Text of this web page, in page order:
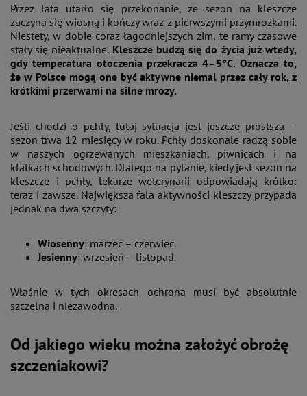
Przez lata utarło się przekonanie, że sezon na kleszcze
zaczyna się wiosną i kończy wraz z pierwszymi przymrozkami.
Niestety, w dobie coraz łagodniejszych zim, te ramy czasowe
stały się nieaktualne. Kleszcze budzą się do życia już wtedy,
gdy temperatura otoczenia przekracza 4–5°C. Oznacza to,
że w Polsce mogą one być aktywne niemal przez cały rok, z
krótkimi przerwami na silne mrozy.
Jeśli chodzi o pchły, tutaj sytuacja jest jeszcze prostsza –
sezon trwa 12 miesięcy w roku. Pchły doskonale radzą sobie
w naszych ogrzewanych mieszkaniach, piwnicach i na
klatkach schodowych. Dlatego na pytanie, kiedy jest sezon na
kleszcze i pchły, lekarze weterynarii odpowiadają krótko:
teraz i zawsze. Największa fala aktywności kleszczy przypada
jednak na dwa szczyty:
Wiosenny: marzec – czerwiec.
Jesienny: wrzesień – listopad.
Właśnie w tych okresach ochrona musi być absolutnie
szczelna i niezawodna.
Od jakiego wieku można założyć obrożę
szczeniakowi?